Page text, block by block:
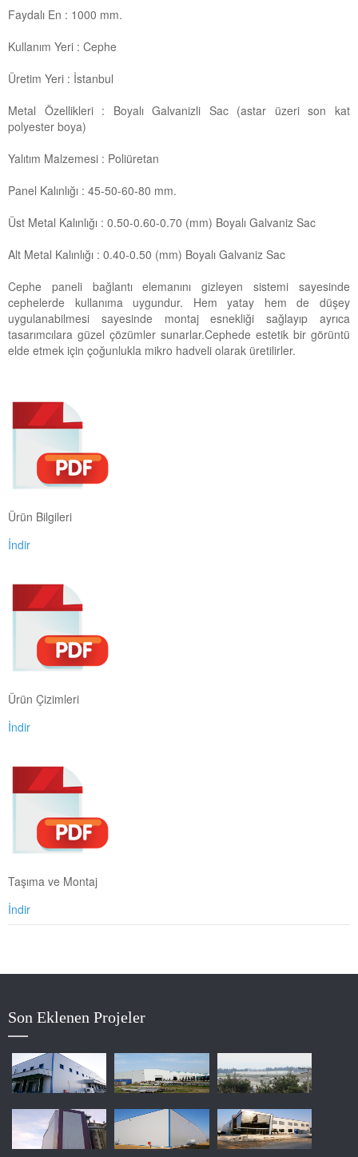
Faydalı En : 1000 mm.
Kullanım Yeri : Cephe
Üretim Yeri : İstanbul
Metal Özellikleri : Boyalı Galvanizli Sac (astar üzeri son kat
polyester boya)
Yalıtım Malzemesi : Poliüretan
Panel Kalınlığı : 45-50-60-80 mm.
Üst Metal Kalınlığı : 0.50-0.60-0.70 (mm) Boyalı Galvaniz Sac
Alt Metal Kalınlığı : 0.40-0.50 (mm) Boyalı Galvaniz Sac
Cephe paneli bağlantı elemanını gizleyen sistemi sayesinde
cephelerde kullanıma uygundur. Hem yatay hem de düşey
uygulanabilmesi sayesinde montaj esnekliği sağlayıp ayrıca
tasarımcılara güzel çözümler sunarlar.Cephede estetik bir görüntü
elde etmek için çoğunlukla mikro hadveli olarak üretilirler.
Ürün Bilgileri
İndir
Ürün Çizimleri
İndir
Taşıma ve Montaj
İndir
Panthere-De-Cartier-Emerald-Eyes-White-Pearl-Necklace-
Son Eklenen Projeler
W40 SİNÜS CEPHE PANELİ
W SİNÜS CEPHE PANELİ
W MİCRO CEPHE PANELİ
1000 WD CEPHE PANELİ